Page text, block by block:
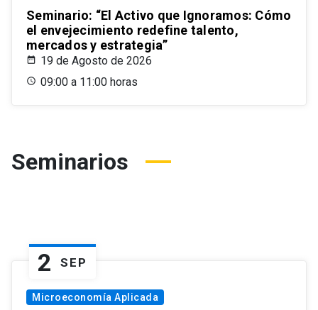
Seminario: “El Activo que Ignoramos: Cómo
el envejecimiento redefine talento,
mercados y estrategia”
19 de Agosto de 2026
09:00 a 11:00 horas
Seminarios
2 SEP
Microeconomía Aplicada